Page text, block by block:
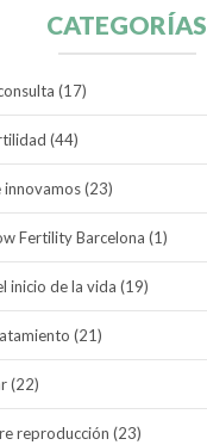
CATEGORÍAS
(17)
(44)
innovamos(23)
Fertility Barcelona (1)
inicio de la vida (19)
(21)
(22)
reproducción (23)